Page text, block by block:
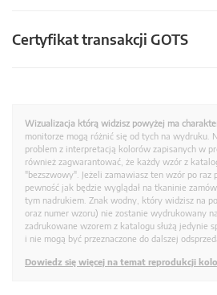
Certyfikat transakcji GOTS
Wizualizacja którą widzisz powyżej ma
monitorze mogą różnić się od tych na wydruku.
problem z interpretacją kolorów zapisanych w
również zagwarantować, że każdy wzór z
"bezszwowy". Jeżeli zamawiasz ten wzór po raz
pewność jak będzie wyglądał na tkaninie
tym nadrukiem. Znak wodny, który widzisz na
oraz numer wzoru) nie zostanie wydrukowany
zadrukowane wzorem z katalogu służą jedynie
i nie mogą być przeznaczone do dalszej
Dowiedz się więcej na temat reprodukcji